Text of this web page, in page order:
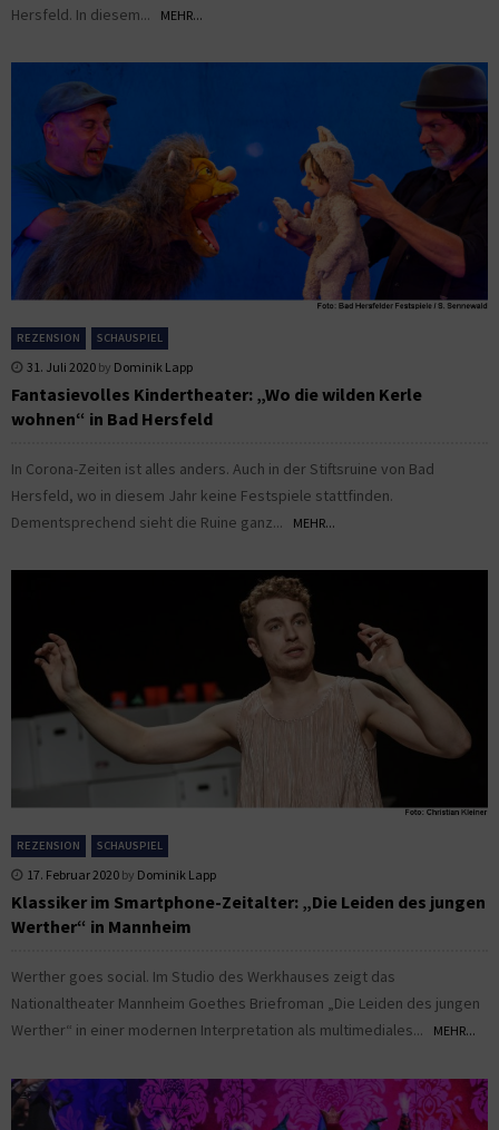
Hersfeld. In diesem...
MEHR...
REZENSION SCHAUSPIEL
31. Juli 2020 by Dominik Lapp
Fantasievolles Kindertheater: „Wo die wilden Kerle
wohnen“ in Bad Hersfeld
In Corona-Zeiten ist alles anders. Auch in der Stiftsruine von Bad
Hersfeld, wo in diesem Jahr keine Festspiele stattfinden.
Dementsprechend sieht die Ruine ganz...
MEHR...
REZENSION SCHAUSPIEL
17. Februar 2020 by Dominik Lapp
Klassiker im Smartphone-Zeitalter: „Die Leiden des jungen
Werther“ in Mannheim
Werther goes social. Im Studio des Werkhauses zeigt das
Nationaltheater Mannheim Goethes Briefroman „Die Leiden des jungen
Werther“ in einer modernen Interpretation als multimediales...
MEHR...